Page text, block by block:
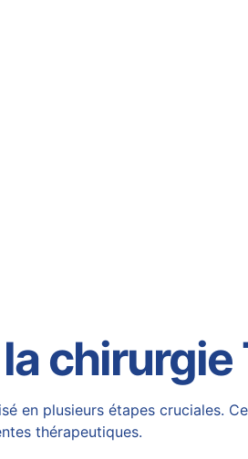
chirurgie
en plusieurs étapes cruciales.
thérapeutiques.